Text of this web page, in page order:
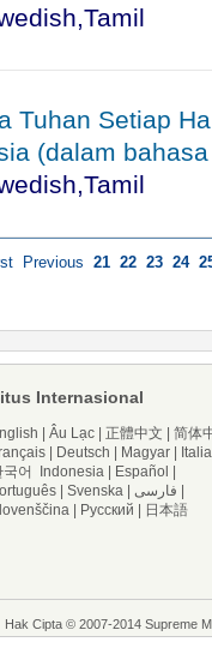
Tuhan Setiap
(dalam
Previous 21 22 23 24
Internasional
Âu Lạc 正體中文
简体
Deutsch Magyar
국어
Indonesia Español
Svenska فارسی
Русский 日本語
Hak Cipta © 2007-2014 Supreme